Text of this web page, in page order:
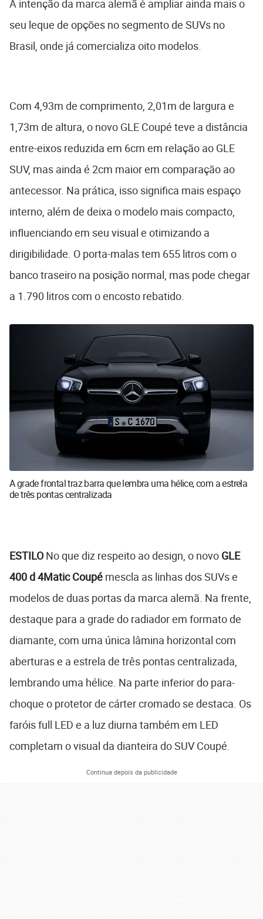
A intenção da marca alemã é ampliar ainda mais o
seu leque de opções no segmento de SUVs no
Brasil, onde já comercializa oito modelos.
Com 4,93m de comprimento, 2,01m de largura e
1,73m de altura, o novo GLE Coupé teve a distância
entre-eixos reduzida em 6cm em relação ao GLE
SUV, mas ainda é 2cm maior em comparação ao
antecessor. Na prática, isso significa mais espaço
interno, além de deixa o modelo mais compacto,
influenciando em seu visual e otimizando a
dirigibilidade. O porta-malas tem 655 litros com o
banco traseiro na posição normal, mas pode chegar
a 1.790 litros com o encosto rebatido.
A grade frontal traz barra que lembra uma hélice, com a estrela
de três pontas centralizada
ESTILO No que diz respeito ao design, o novo GLE
400 d 4Matic Coupé mescla as linhas dos SUVs e
modelos de duas portas da marca alemã. Na frente,
destaque para a grade do radiador em formato de
diamante, com uma única lâmina horizontal com
aberturas e a estrela de três pontas centralizada,
lembrando uma hélice. Na parte inferior do para-
choque o protetor de cárter cromado se destaca. Os
faróis full LED e a luz diurna também em LED
completam o visual da dianteira do SUV Coupé.
Continua depois da publicidade